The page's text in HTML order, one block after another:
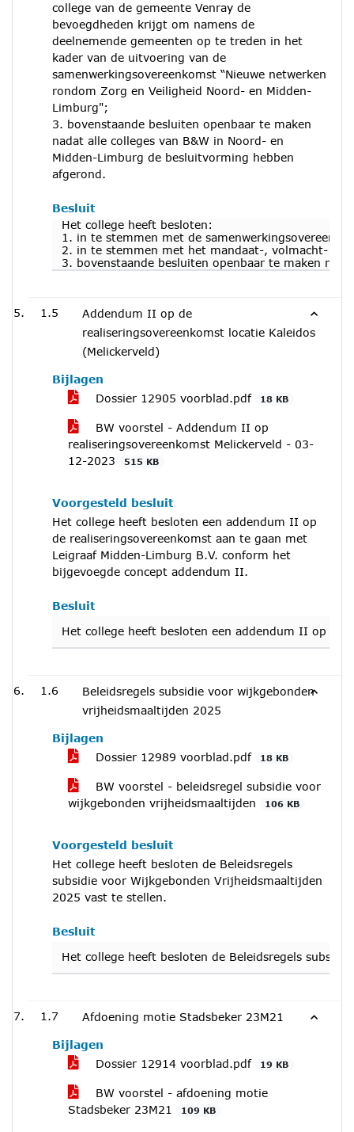
college van de gemeente Venray de
bevoegdheden krijgt om namens de
deelnemende gemeenten op te treden in het
kader van de uitvoering van de
samenwerkingsovereenkomst “Nieuwe netwerken
rondom Zorg en Veiligheid Noord- en Midden-
Limburg";
3. bovenstaande besluiten openbaar te maken
nadat alle colleges van B&W in Noord- en
Midden-Limburg de besluitvorming hebben
afgerond.
Besluit
Het college heeft besloten:
1. in te stemmen met de
2. in te stemmen met het mandaat-, volmacht- en
3. bovenstaande besluiten openbaar te maken
1.5
Addendum II op de
realiseringsovereenkomst locatie Kaleidos
(Melickerveld)
Bijlagen
Dossier 12905 voorblad.pdf
18 KB
BW voorstel - Addendum II op
realiseringsovereenkomst Melickerveld - 03-
12-2023
515 KB
Voorgesteld besluit
Het college heeft besloten een addendum II op
de realiseringsovereenkomst aan te gaan met
Leigraaf Midden-Limburg B.V. conform het
bijgevoegde concept addendum II.
Besluit
Het college heeft besloten een addendum II op de
1.6
Beleidsregels subsidie voor wijkgebonden
vrijheidsmaaltijden 2025
Bijlagen
Dossier 12989 voorblad.pdf
18 KB
BW voorstel - beleidsregel subsidie voor
wijkgebonden vrijheidsmaaltijden
106 KB
Voorgesteld besluit
Het college heeft besloten de Beleidsregels
subsidie voor Wijkgebonden Vrijheidsmaaltijden
2025 vast te stellen.
Besluit
Het college heeft besloten de Beleidsregels
1.7 Afdoening motie Stadsbeker 23M21
Bijlagen
Dossier 12914 voorblad.pdf
19 KB
BW voorstel - afdoening motie
Stadsbeker 23M21
109 KB